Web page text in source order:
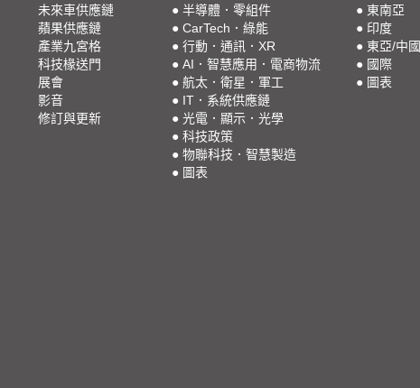
未來車供應鏈
蘋果供應鏈
產業九宮格
科技椽送門
展會
影音
修訂與更新
● 半導體．零組件
● CarTech．綠能
● 行動．通訊．XR
● AI．智慧應用．電商物流
● 航太．衛星．軍工
● IT．系統供應鏈
● 光電．顯示．光學
● 科技政策
● 物聯科技．智慧製造
● 圖表
● 東南亞
● 印度
● 東亞/中國
● 國際
● 圖表